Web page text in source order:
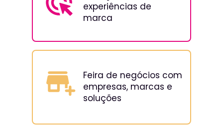
Feira de negócios com
empresas, marcas e
soluções
experiências de
marca